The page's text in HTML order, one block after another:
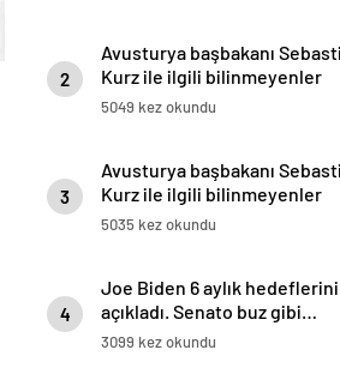
2
Avusturya başbakanı
Kurz ile ilgili bilinmeyenler
5049 kez okundu
3
Avusturya başbakanı
Kurz ile ilgili bilinmeyenler
5035 kez okundu
4
Joe Biden 6 aylık hedeflerini
açıkladı. Senato buz gibi…
3099 kez okundu